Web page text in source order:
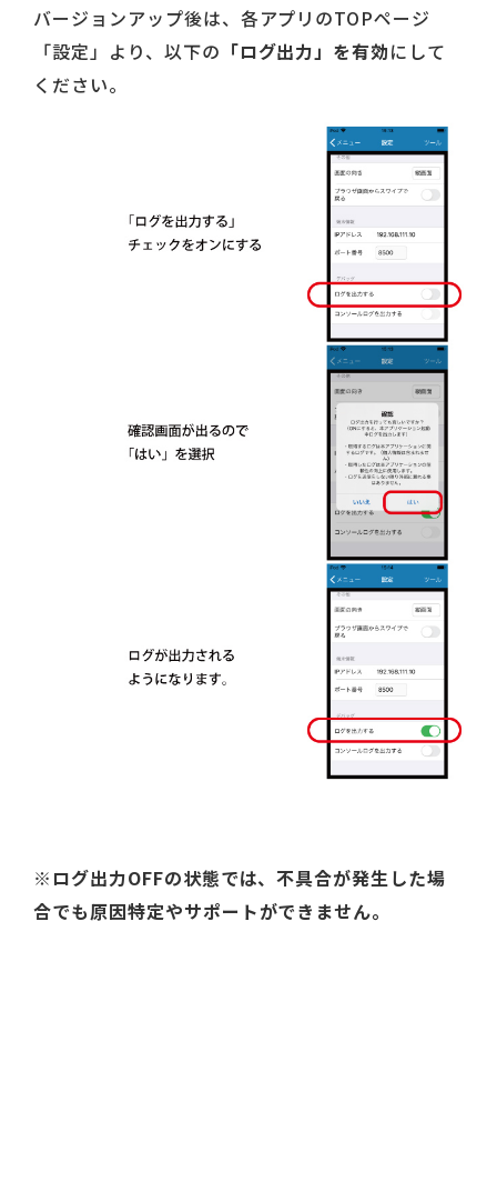
バージョンアップ後は、各アプリのTOPページ
「設定」より、以下の 「ログ出力」を有効にして
ください。
※ログ出力OFFの状態では、不具合が発生した場
合でも原因特定やサポートができません。